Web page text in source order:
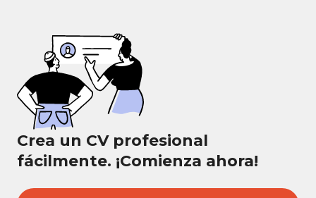
Crea un CV profesional
fácilmente. ¡Comienza ahora!